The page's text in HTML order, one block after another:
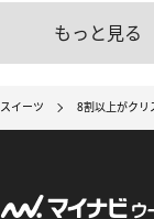
もっと見る
スイーツ 8割以上がク